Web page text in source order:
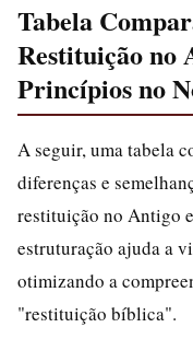
Tabela
Restituição no
Princípios no
A seguir, uma tabela
diferenças e
restituição no Antigo
estruturação ajuda a
otimizando a
"restituição bíblica".